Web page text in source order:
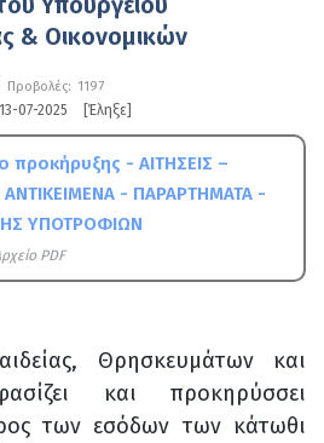
& Οικονομικών
Προβολές: 1197
13-07-2025 [Έληξε]
προκήρυξης - ΑΙΤΗΣΕΙΣ –
ΑΝΤΙΚΕΙΜΕΝΑ - ΠΑΡΑΡΤΗΜΑΤΑ -
ΥΠΟΤΡΟΦΙΩΝ
PDF
Θρησκευμάτων και
και προκηρύσσει
των εσόδων των κάτωθι